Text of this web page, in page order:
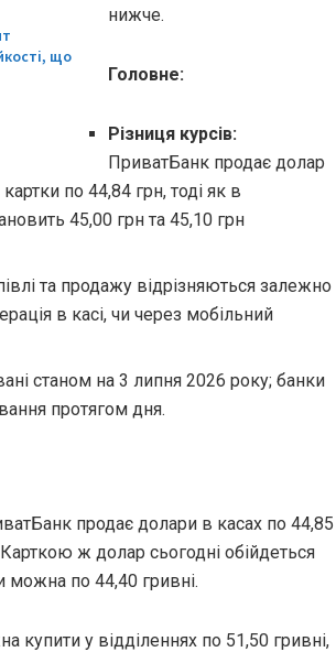
що
нижче.
Головне:
Різниця курсів:
ПриватБанк продає долар
по 44,84 грн, тоді як в
45,00 грн та 45,10 грн
та продажу відрізняються залежно
в касі, чи через мобільний
станом на 3 липня 2026 року; банки
протягом дня.
продає долари в касах по 44,85
ж долар сьогодні обійдеться
можна по 44,40 гривні.
купити у відділеннях по 51,50 гривні,